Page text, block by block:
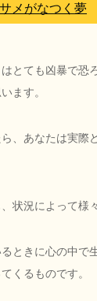
メがなつく夢
とても凶暴で恐
ます。
、あなたは実際
状況によって様
ときに心の中で
くるものです。